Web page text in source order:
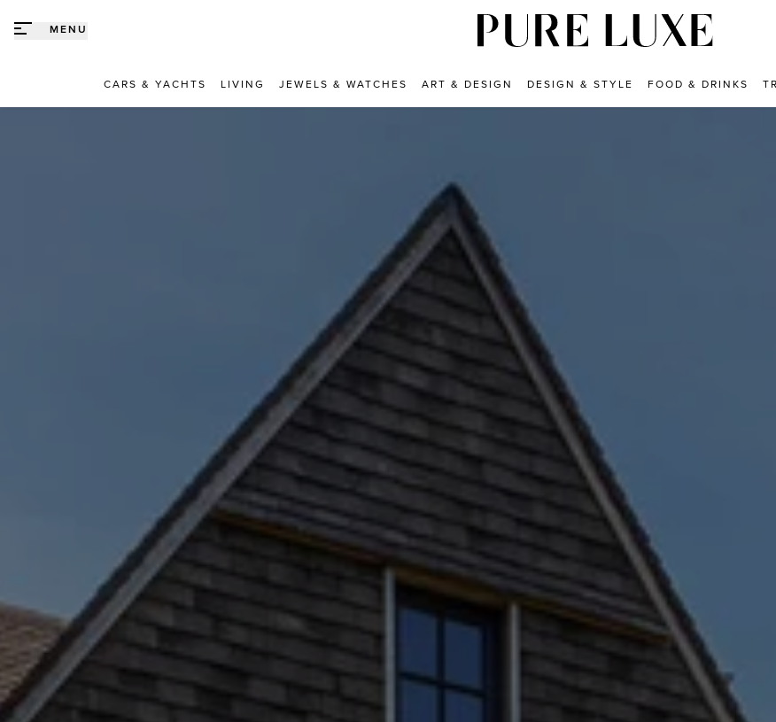
MENU
CARS & YACHTS LIVING JEWELS & WATCHES ART & DESIGN DESIGN & STYLE FOOD & DRINKS